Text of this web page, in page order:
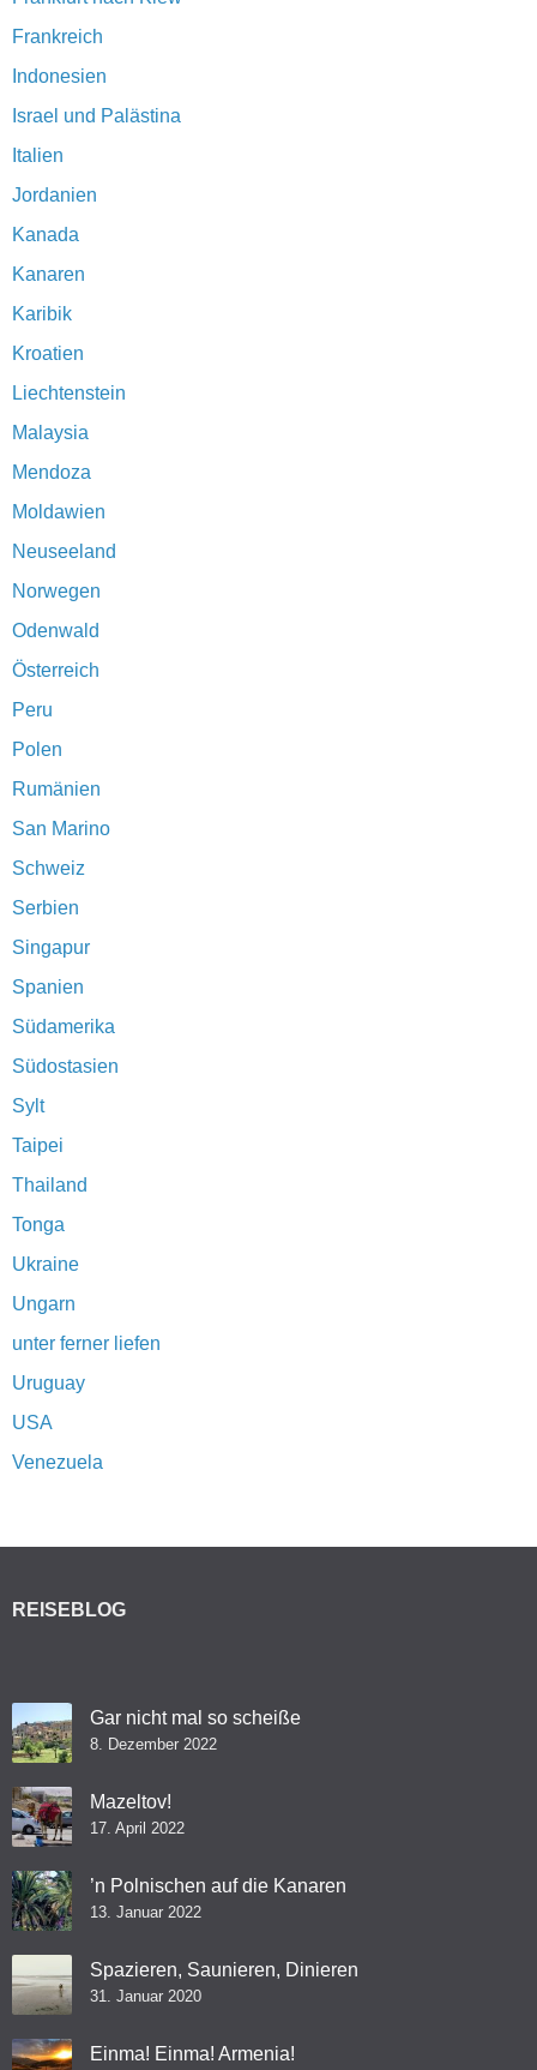
Frankreich
Indonesien
Israel und Palästina
Italien
Jordanien
Kanada
Kanaren
Karibik
Kroatien
Liechtenstein
Malaysia
Mendoza
Moldawien
Neuseeland
Norwegen
Odenwald
Österreich
Peru
Polen
Rumänien
San Marino
Schweiz
Serbien
Singapur
Spanien
Südamerika
Südostasien
Sylt
Taipei
Thailand
Tonga
Ukraine
Ungarn
unter ferner liefen
Uruguay
USA
Venezuela
REISEBLOG
Gar nicht mal so scheiße
8. Dezember 2022
Mazeltov!
17. April 2022
’n Polnischen auf die Kanaren
13. Januar 2022
Spazieren, Saunieren, Dinieren
31. Januar 2020
Einma! Einma! Armenia!